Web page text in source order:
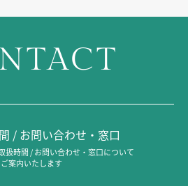
/ お問い合わせ・窓口
扱時間 / お問い合わせ・窓口について
ご案内いたします